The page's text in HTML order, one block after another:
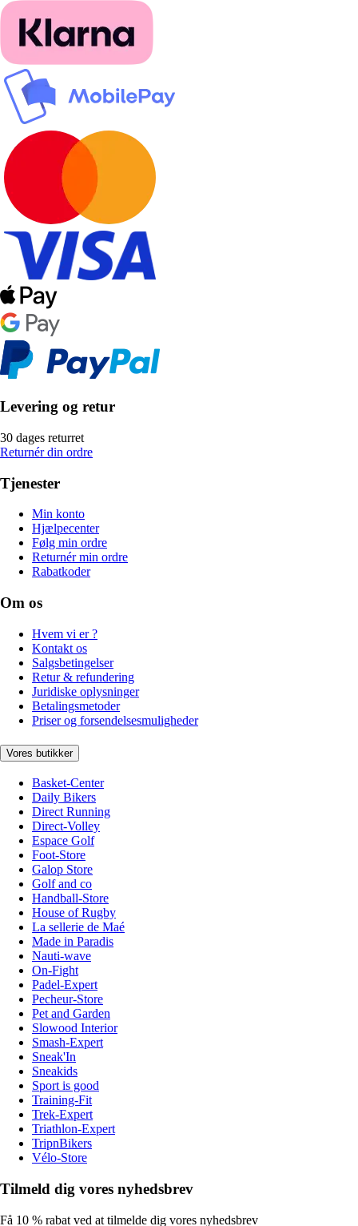
Levering og retur
30 dages returret
Returnér din ordre
Tjenester
Min konto
Hjælpecenter
Følg min ordre
Returnér min ordre
Rabatkoder
Om os
Hvem vi er ?
Kontakt os
Salgsbetingelser
Retur & refundering
Juridiske oplysninger
Betalingsmetoder
Priser og forsendelsesmuligheder
Vores butikker
Basket-Center
Daily Bikers
Direct Running
Direct-Volley
Espace Golf
Foot-Store
Galop Store
Golf and co
Handball-Store
House of Rugby
La sellerie de Maé
Made in Paradis
Nauti-wave
On-Fight
Padel-Expert
Pecheur-Store
Pet and Garden
Slowood Interior
Smash-Expert
Sneak'In
Sneakids
Sport is good
Training-Fit
Trek-Expert
Triathlon-Expert
TripnBikers
Vélo-Store
Tilmeld dig vores nyhedsbrev
Få 10 % rabat ved at tilmelde dig vores nyhedsbrev